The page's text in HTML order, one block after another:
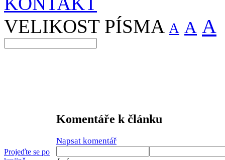
VELIKOST PÍSMA A A A
Komentáře k článku
Napsat komentář
Projeďte se po